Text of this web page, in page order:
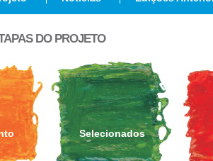
DO PROJETO
Selecionados